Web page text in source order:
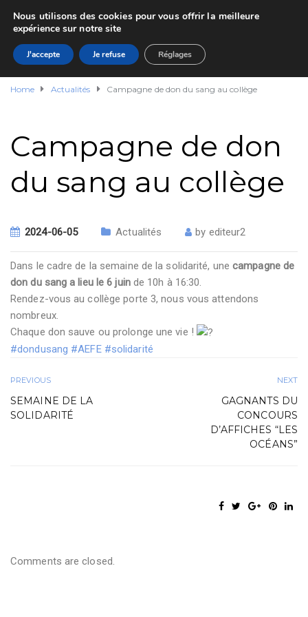
Home Actualités Campagne de don du sang au collège
Campagne de don
du sang au collège
2024-06-05 Actualités by editeur2
Dans le cadre de la semaine de la solidarité, une campagne de
don du sang a lieu le 6 juinde 10h à 16:30.
Rendez-vous au collège porte 3, nous vous attendons
nombreux.
Chaque don sauve ou prolonge une vie !
#dondusang #AEFE #solidarité
PREVIOUS
SEMAINE DE LA
SOLIDARITÉ
NEXT
GAGNANTS DU
CONCOURS
D’AFFICHES “LES
OCÉANS”
Comments are closed.
Nous utilisons des cookies pour vous offrir la meilleure
expérience sur notre site
J'accepte Je refuse Réglages